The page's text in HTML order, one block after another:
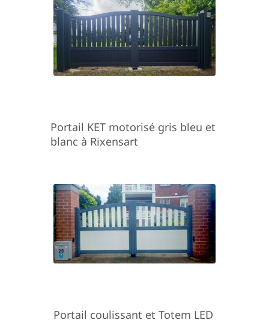
Portail KET motorisé gris bleu et
blanc à Rixensart
Portail coulissant et Totem LED